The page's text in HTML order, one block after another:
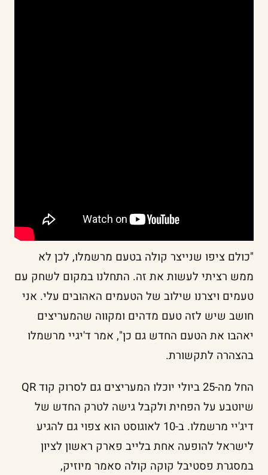
"כולם ציפו שנייצר קולה בטעם מרשמלו, לכן לא
ממש רציתי לעשות את זה. התחלנו במקום לשחק עם
טעמים ויצרנו שילוב של הטעמים האהובים עלי. אני
חושב שיש לזה טעם מדהים ומקווה שהמעריצים
יאהבו את הטעם החדש גם כן", אמר ד'יגיי מרשמלו
בהצהרה לתקשורת.
החל מה-25 ביולי יוכלו המעריצים גם לסרוק קוד QR
שיוטבע על הפחית ולקבל גישה לטרק החדש של
דיג'יי מרשמלו. ב-10 לאוגוסט הוא צפוי גם להגיע
לישראל להופעה אחת בלייב פארק ראשון לציון
במסגרת פסטיבל קוקה קולה סאמר מיוזיק,